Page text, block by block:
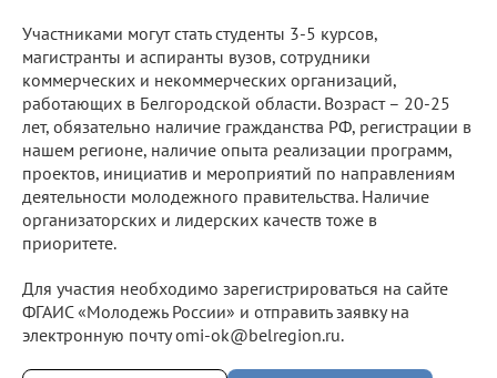
Участниками могут стать студенты 3-5 курсов,
магистранты и аспиранты вузов, сотрудники
коммерческих и некоммерческих организаций,
работающих в Белгородской области. Возраст – 20-25
лет, обязательно наличие гражданства РФ, регистрации в
нашем регионе, наличие опыта реализации программ,
проектов, инициатив и мероприятий по направлениям
деятельности молодежного правительства. Наличие
организаторских и лидерских качеств тоже в
приоритете.
Для участия необходимо зарегистрироваться на сайте
ФГАИС «Молодежь России» и отправить заявку на
электронную почту omi-ok@belregion.ru.